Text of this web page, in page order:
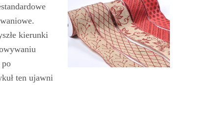
kierunki
po
ten ujawni